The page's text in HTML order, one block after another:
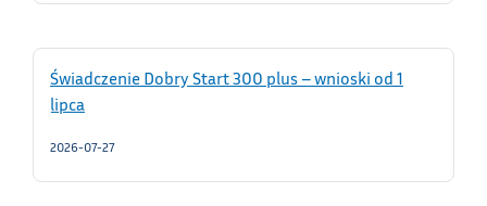
Świadczenie Dobry Start 300 plus – wnioski od 1
lipca
2026-07-27